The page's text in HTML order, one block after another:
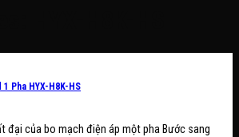
Pha HYX-H8K-HS
đại của bo mạch điện áp một pha Bước sang